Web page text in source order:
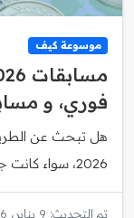
موسوعة كيف
فوري، و
هل تبحث عن
2026، سواء كانت جوائز يومية سريعة،...
تم التحديث: 9 يناير، 2026